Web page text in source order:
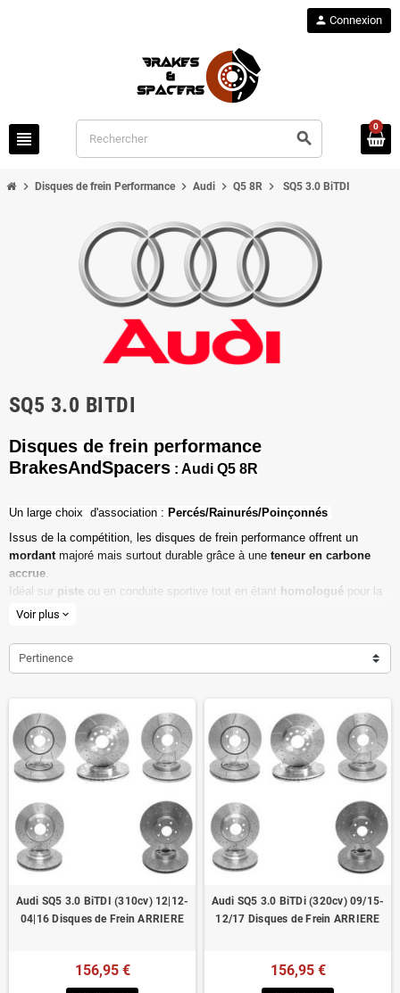
view_headline search
person Connexion
0
chevron_right Disques de frein Performance chevron_right Audi chevron_right Q5 8R chevron_right SQ5 3.0 BiTDI
SQ5 3.0 BITDI
Disques de frein performance
BrakesAndSpacers : Audi Q5 8R
Un l arge choix d'association : Percés/Rainurés/Poinçonnés
Issus de la compétition, les disques de frein performance offrent un
mordant majoré mais surtout durable grâce à une teneur en carbone
accrue.
Idéal sur piste ou en conduite sportive tout en étant homologué pour la
route ouverte.
Dimensions d'origine respectées
Installation en lieu et place.
Homologué pour le contrôle technique
Voir plus expand_more
Pertinence
Audi SQ5 3.0 BiTDI (310cv) 12|12-
04|16 Disques de Frein ARRIERE
156,95 €
Audi SQ5 3.0 BiTDi (320cv) 09/15-
12/17 Disques de Frein ARRIERE
156,95 €